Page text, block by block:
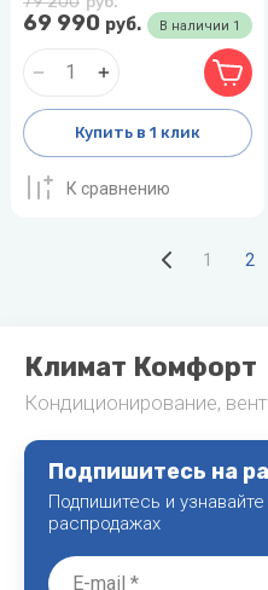
В наличии 1
69 990 руб.
Купить в 1 клик
К сравнению
1 2
Климат Комфорт
Кондиционирование,
Подпишитесь на
Подпишитесь и
распродажах